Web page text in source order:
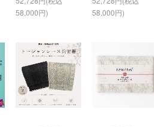
58,000円)
58,000円)